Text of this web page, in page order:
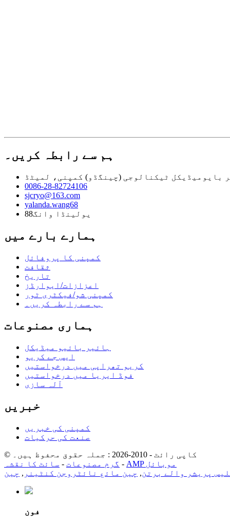
ہم سے رابطہ کریں۔
بایومیڈیکل ٹیکنالوجی (چینگڈو) کمپنی، لمیٹڈ
0086-28-82724106
sjcryo@163.com
yalanda.wang68
یولینڈا وانگ88
ہمارے بارے میں
کمپنی کا پروفائل
ثقافت
تاریخ
اعزازات/ایوارڈز
کمپنی شو/فیکٹری ٹور
ہم سے رابطہ کریں۔
ہماری مصنوعات
ہائیر بائیو میڈیکل
ایس جے کریو
کریو تھراپی میں درخواستیں
فوڈ ایریا میں درخواستیں
آلہ سازی
خبریں
کمپنی کی خبریں
صنعت کی حرکیات
© کاپی رائٹ - 2010-2026 : جملہ حقوق محفوظ ہیں۔
گرم مصنوعات - سائٹ کا نقشہ -
AMP موبائل
پریشر والے برتن, چین مائع نائٹروجن کنٹینر ,
فون